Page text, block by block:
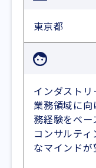
東京都
インダスト
業務領域に
務経験をベ
コンサルテ
なマインドが